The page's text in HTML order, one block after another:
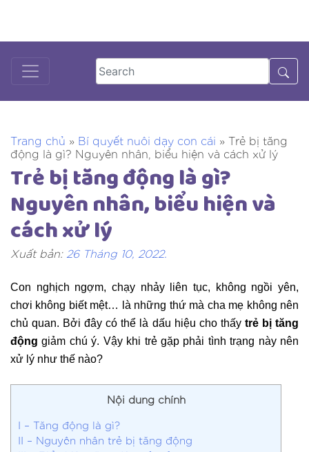
content
18001125
Trang chủ » Bí quyết nuôi dạy con cái » Trẻ bị tăng
động là gì? Nguyên nhân, biểu hiện và cách xử lý
Trẻ bị tăng động là gì?
Nguyên nhân, biểu hiện và
cách xử lý
Xuất bản: 26 Tháng 10, 2022.
Con nghịch ngợm, chạy nhảy liên tục, không ngồi yên,
chơi không biết mệt… là những thứ mà cha mẹ không nên
chủ quan. Bởi đây có thể là dấu hiệu cho thấy trẻ bị tăng
động giảm chú ý. Vậy khi trẻ gặp phải tình trạng này nên
xử lý như thế nào?
Nội dung chính
I – Tăng động là gì?
II – Nguyên nhân trẻ bị tăng động